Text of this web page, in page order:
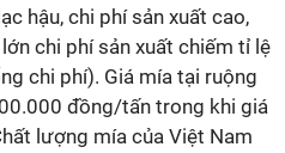
hậu, chi phí sản xuất cao,
chi phí sản xuất chiếm tỉ lệ
chi phí). Giá mía tại ruộng
đồng/tấn trong khi giá
lượng mía của Việt Nam